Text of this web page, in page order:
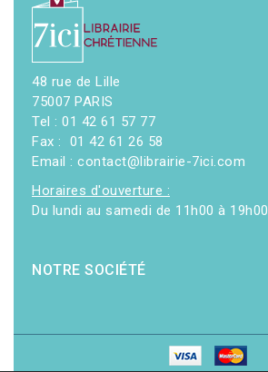
48 rue de Lille
75007 PARIS
Tel : 01 42 61 57 77
Fax : 01 42 61 26 58
Email : contact@librairie-7ici.com
Horaires d'ouverture :
Du lundi au samedi de 11h00 à 19h00
NOTRE SOCIÉTÉ